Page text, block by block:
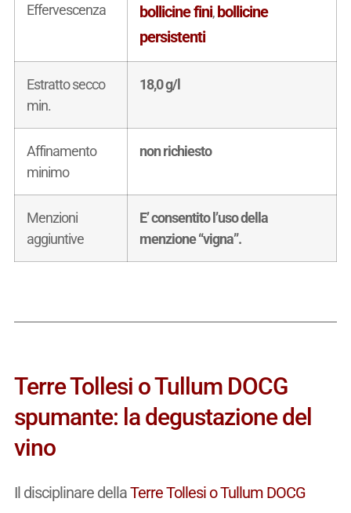
Effervescenza bollicine fini,bollicine
persistenti
Estratto secco
min.
18,0 g/l
Affinamento
minimo
non richiesto
Menzioni
aggiuntive
E’ consentito l’uso della
menzione “vigna”.
Terre Tollesi o Tullum DOCG
spumante: la degustazione del
vino
Il disciplinare dellaTerre Tollesi o Tullum DOCG